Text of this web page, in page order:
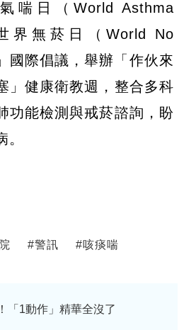
喘日（World Asthma
界無菸日（World No
國際倡議，舉辦「作伙來
」健康衛教週，整合多科
功能檢測與戒菸諮詢，盼
#警訊 #咳痰喘
「1動作」精華全沒了